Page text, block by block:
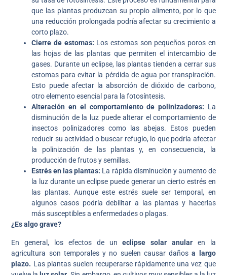
que las plantas produzcan su propio alimento, por lo que
una reducción prolongada podría afectar su crecimiento a
corto plazo.
Cierre de estomas: Los estomas son pequeños poros en
las hojas de las plantas que permiten el intercambio de
gases. Durante un eclipse, las plantas tienden a cerrar sus
estomas para evitar la pérdida de agua por transpiración.
Esto puede afectar la absorción de dióxido de carbono,
otro elemento esencial para la fotosíntesis.
Alteración en el comportamiento de polinizadores: La
disminución de la luz puede alterar el comportamiento de
insectos polinizadores como las abejas. Estos pueden
reducir su actividad o buscar refugio, lo que podría afectar
la polinización de las plantas y, en consecuencia, la
producción de frutos y semillas.
Estrés en las plantas: La rápida disminución y aumento de
la luz durante un eclipse puede generar un cierto estrés en
las plantas. Aunque este estrés suele ser temporal, en
algunos casos podría debilitar a las plantas y hacerlas
más susceptibles a enfermedades o plagas.
¿Es algo grave?
En general, los efectos de un eclipse solar anularen la
agricultura son temporales y no suelen causar dañosa largo
plazo. Las plantas suelen recuperarse rápidamente una vez que